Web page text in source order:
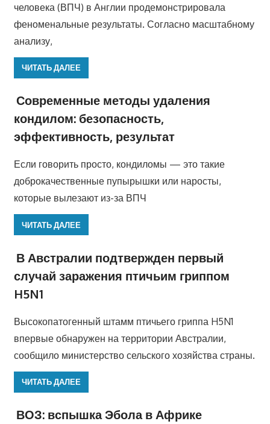
человека (ВПЧ) в Англии продемонстрировала
феноменальные результаты. Согласно масштабному
анализу,
ЧИТАТЬ ДАЛЕЕ
Современные методы удаления
кондилом: безопасность,
эффективность, результат
Если говорить просто, кондиломы — это такие
доброкачественные пупырышки или наросты,
которые вылезают из-за ВПЧ
ЧИТАТЬ ДАЛЕЕ
В Австралии подтвержден первый
случай заражения птичьим гриппом
H5N1
Высокопатогенный штамм птичьего гриппа H5N1
впервые обнаружен на территории Австралии,
сообщило министерство сельского хозяйства страны.
ЧИТАТЬ ДАЛЕЕ
ВОЗ: вспышка Эбола в Африке